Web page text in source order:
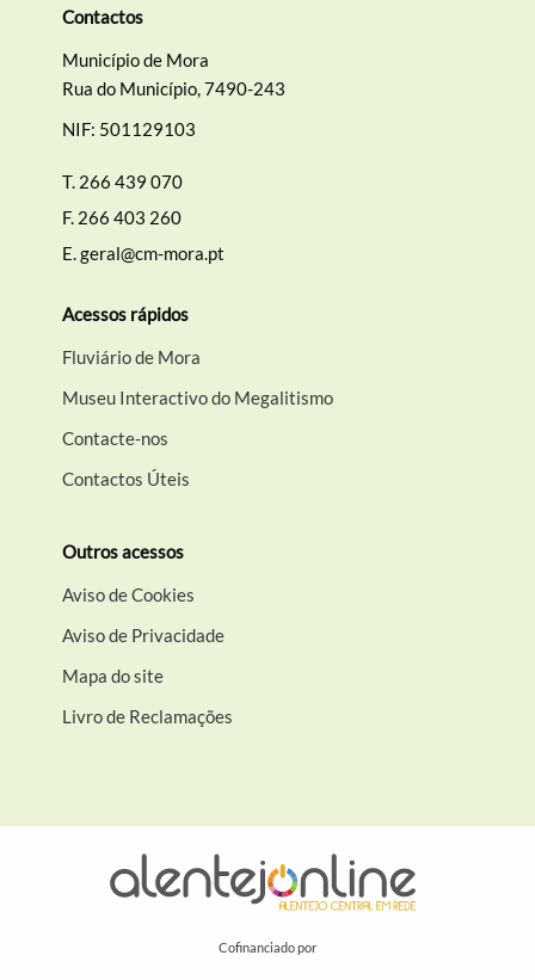
Contactos
Município de Mora
Rua do Município, 7490-243
NIF: 501129103
T. 266 439 070
F. 266 403 260
E.geral@cm-mora.pt
Acessos rápidos
Fluviário de Mora
Museu Interactivo do Megalitismo
Contacte-nos
Contactos Úteis
Outros acessos
Aviso de Cookies
Aviso de Privacidade
Mapa do site
Livro de Reclamações
Cofinanciado por